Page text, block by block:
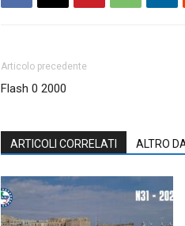
Articolo precedente
Flash 0 2000
ARTICOLI CORRELATI ALTRO